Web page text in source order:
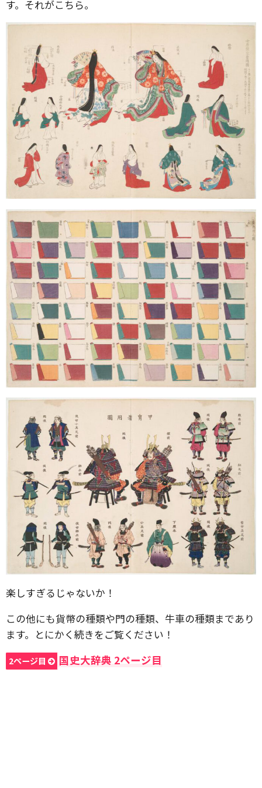
す。それがこちら。
楽しすぎるじゃないか！
この他にも貨幣の種類や門の種類、牛車の種類まであり
ます。とにかく続きをご覧ください！
2ページ目 国史大辞典 2ページ目